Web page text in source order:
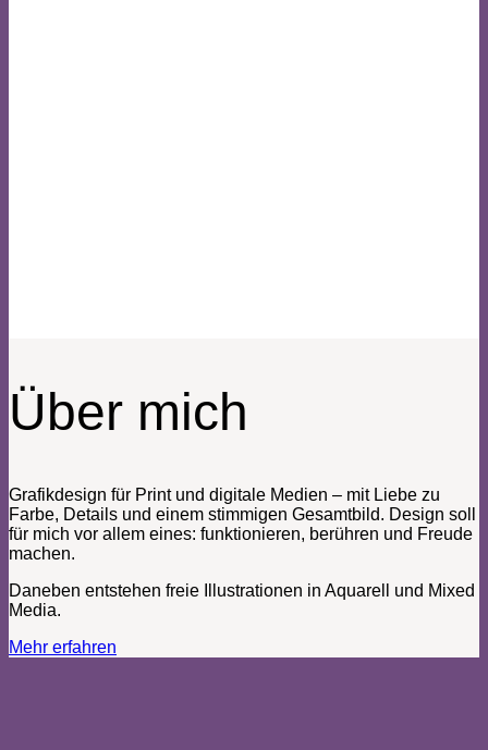
Über mich
Grafikdesign für Print und digitale Medien – mit Liebe zu
Farbe, Details und einem stimmigen Gesamtbild. Design soll
für mich vor allem eines: funktionieren, berühren und Freude
machen.
Daneben entstehen freie Illustrationen in Aquarell und Mixed
Media.
Mehr erfahren